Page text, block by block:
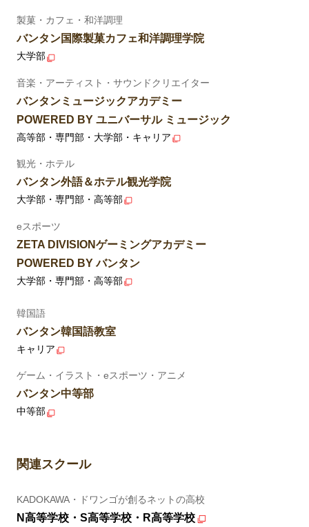
製菓・カフェ・和洋調理
バンタン国際製菓カフェ和洋調理学院
大学部
音楽・アーティスト・サウンドクリエイター
バンタンミュージックアカデミー
POWERED BY ユニバーサル ミュージック
高等部・専門部・大学部・キャリア
観光・ホテル
バンタン外語＆ホテル観光学院
大学部・専門部・高等部
eスポーツ
ZETA DIVISIONゲーミングアカデミー
POWERED BY バンタン
大学部・専門部・高等部
韓国語
バンタン韓国語教室
キャリア
ゲーム・イラスト・eスポーツ・アニメ
バンタン中等部
中等部
関連スクール
KADOKAWA・ドワンゴが創るネットの高校
N高等学校・S高等学校・R高等学校